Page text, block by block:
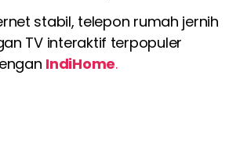
stabil, telepon rumah jernih
TV interaktif terpopuler
IndiHome.